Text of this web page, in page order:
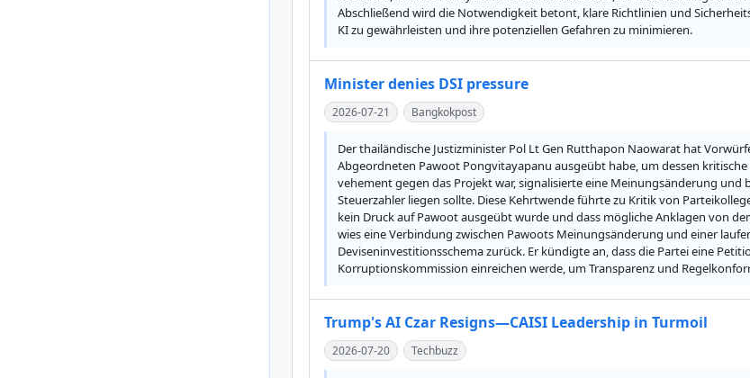
Abschließend wird die Notwendigkeit betont, klare Richtlinien und
KI zu gewährleisten und ihre potenziellen Gefahren zu minimieren.
Minister denies DSI pressure
2026-07-21 Bangkokpost
Der thailändische Justizminister Pol Lt Gen Rutthapon Naowarat hat
Abgeordneten Pawoot Pongvitayapanu ausgeübt habe, um dessen
vehement gegen das Projekt war, signalisierte eine Meinungsänderung
Steuerzahler liegen sollte. Diese Kehrtwende führte zu Kritik von
kein Druck auf Pawoot ausgeübt wurde und dass mögliche Anklagen von
wies eine Verbindung zwischen Pawoots Meinungsänderung und einer
Deviseninvestitionsschema zurück. Er kündigte an, dass die Partei eine
Korruptionskommission einreichen werde, um Transparenz und
Trump's AI Czar Resigns—CAISI Leadership in Turmoil
2026-07-20 Techbuzz